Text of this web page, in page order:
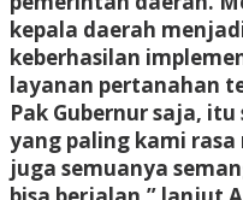
kepala daerah
keberhasilan
layanan pertanahan
Pak Gubernur saja,
yang paling kami
juga semuanya